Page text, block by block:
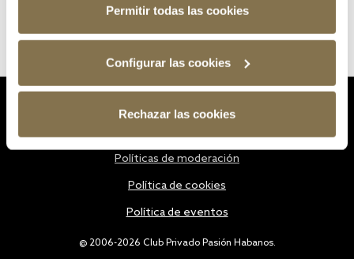
Permitir todas las cookies
Configurar las cookies
Rechazar las cookies
@ 2006-2026 Club Privado Pasión Habanos.
Políticas de moderación
Política de cookies
Política de eventos